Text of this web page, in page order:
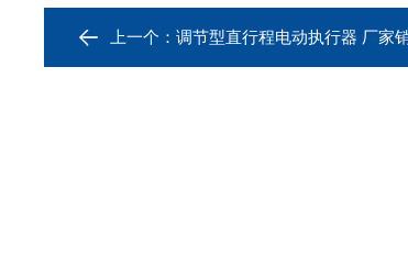
上一个： 调节型直行程电动执行器 厂家